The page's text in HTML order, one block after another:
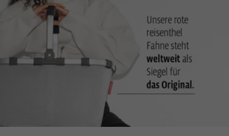
Rückseitige Stecklasche zur Befestigung an Reisetrolley-
Griffen: Für komfortablen Transport auf Reisen
2 Tragegriffe: Für die Nutzung als Tragetasche
Verstellbare Schultergurte: Bietet eine zweite
Tragemöglichkeit auf dem Rücken, mit indivudueller Anpassung